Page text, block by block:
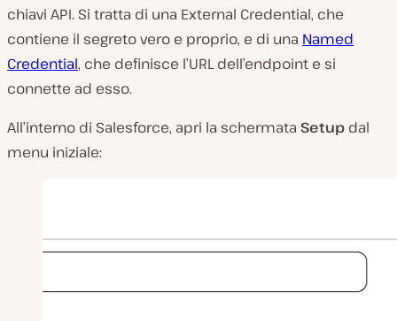
chiavi API. Si tratta di una External Credential, che
contiene il segreto vero e proprio, e di una Named
Credential, che definisce l’URL dell’endpoint e si
connette ad esso.
All’interno di Salesforce, apri la schermata Setup dal
menu iniziale: